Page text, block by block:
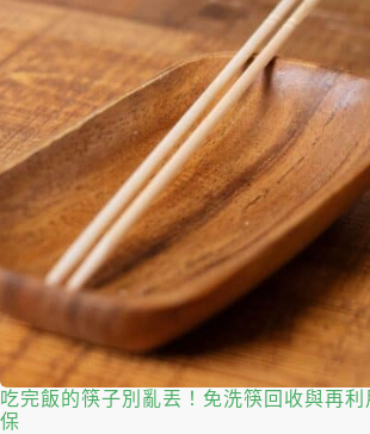
吃完飯的筷子別亂丟！免洗筷回收與再
保